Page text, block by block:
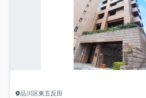
品川区東五反田